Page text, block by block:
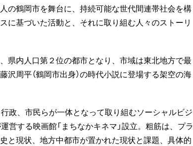
の鶴岡市を舞台に、持続可能な世代間連帯社会を構
に基づいた活動と、それに取り組む人々のストーリ
県内人口第２位の都市となり、市域は東北地方で最
周平（鶴岡市出身）の時代小説に登場する架空の海
政、市民らが一体となって取り組むソーシャルビジ
営する映画館「まちなかキネマ」設立。粗筋は、プラ
と現状、地方中都市が置かれた現状と課題、具体的